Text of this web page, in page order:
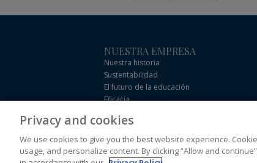
NUESTRA EMPRESA
Nuestra historia
Sustentabilidad
El futuro de la educación
Eficacia
© 1996–2026 Pearson. All rights reserved,
Privacy and cookies
We use cookies to give you the best website experience.
usage, and personalize content. By clicking “Allow and